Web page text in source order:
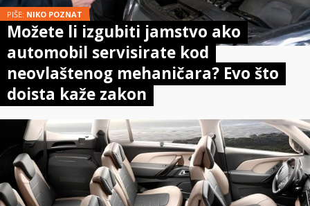
PIŠE: NIKO POZNAT
Možete li izgubiti jamstvo ako
automobil servisirate kod
neovlaštenog mehaničara? Evo što
doista kaže zakon